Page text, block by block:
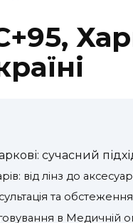
сучасний
від лінз до
та обстеження
в Медичній